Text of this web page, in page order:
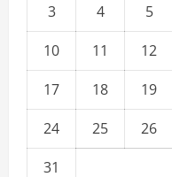
3
4 5
10
11 12
17
18 19
24
25 26
31